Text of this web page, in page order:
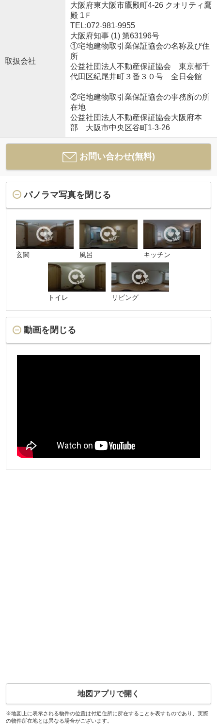
取扱会社
大阪府東大阪市鷹殿町4-26 クオリティ鷹
殿 1Ｆ
TEL:072-981-9955
大阪府知事 (1) 第63196号
①宅地建物取引業保証協会の名称及び住
所
公益社団法人不動産保証協会 東京都千
代田区紀尾井町３番３０号 全日会館
②宅地建物取引業保証協会の事務所の所
在地
公益社団法人不動産保証協会大阪府本
部 大阪市中央区谷町1-3-26
お問い合わせ(無料)
パノラマ写真を閉じる
玄関 風呂 キッチン
トイレ リビング
動画を閉じる
地図アプリで開く
※地図上に表示される物件の位置は付近住所に所在することを表すものであり、実際
の物件所在地とは異なる場合がございます。